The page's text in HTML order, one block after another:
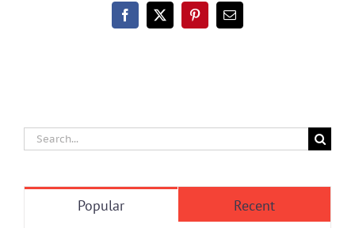
Facebook
X PinterestEmail
Search
for:
Popular Recent